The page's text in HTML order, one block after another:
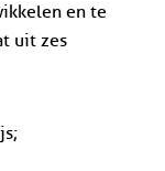
en te
uit zes